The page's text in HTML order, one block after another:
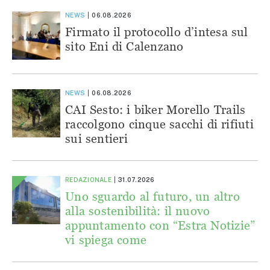
NEWS 06.08.2026
Firmato il protocollo d’intesa sul
sito Eni di Calenzano
NEWS 06.08.2026
CAI Sesto: i biker Morello Trails
raccolgono cinque sacchi di rifiuti
sui sentieri
REDAZIONALE 31.07.2026
Uno sguardo al futuro, un altro
alla sostenibilità: il nuovo
appuntamento con “Estra Notizie”
vi spiega come